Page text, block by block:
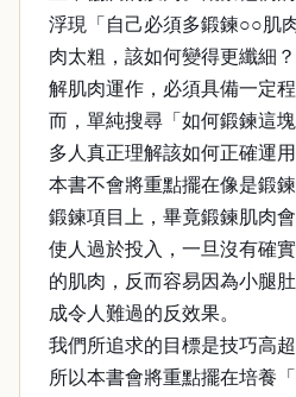
浮現「自己必須多鍛鍊○○肌
肉太粗，該如何變得更纖細
解肌肉運作，必須具備一定
而，單純搜尋「如何鍛鍊這
多人真正理解該如何正確運用
本書不會將重點擺在像是鍛
鍛鍊項目上，畢竟鍛鍊肌肉
使人過於投入，一旦沒有確
的肌肉，反而容易因為小腿
成令人難過的反效果。
我們所追求的目標是技巧高
所以本書會將重點擺在培養